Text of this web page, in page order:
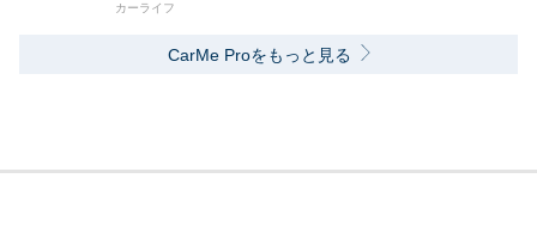
カーライフ
CarMe Proをもっと見る